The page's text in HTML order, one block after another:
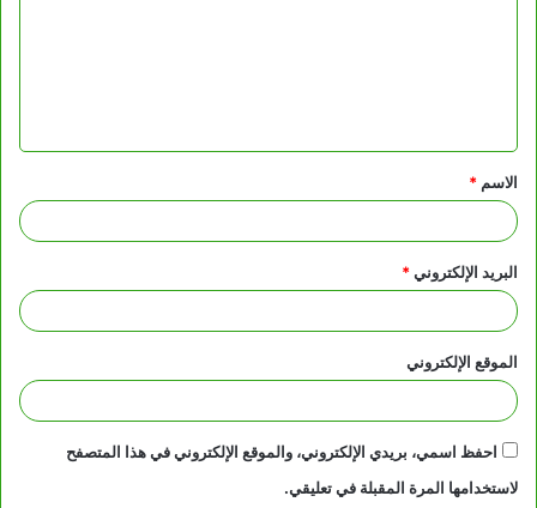
ق
*
الاسم *
البريد الإلكتروني*
الموقع الإلكتروني
احفظ اسمي، بريدي الإلكتروني، والموقع الإلكتروني في هذا المتصفح
لاستخدامها المرة المقبلة في تعليقي.